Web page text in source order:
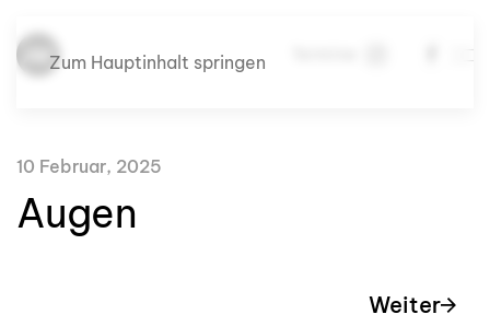
Zum Hauptinhalt springen
10 Februar, 2025
Augen
Weiter